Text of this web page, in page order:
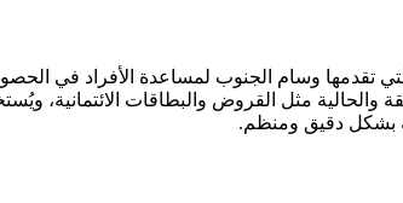
تقدمها وسام الجنوب لمساعدة الأفراد في
والحالية مثل القروض والبطاقات الائتمانية،
بشكل دقيق ومنظم.